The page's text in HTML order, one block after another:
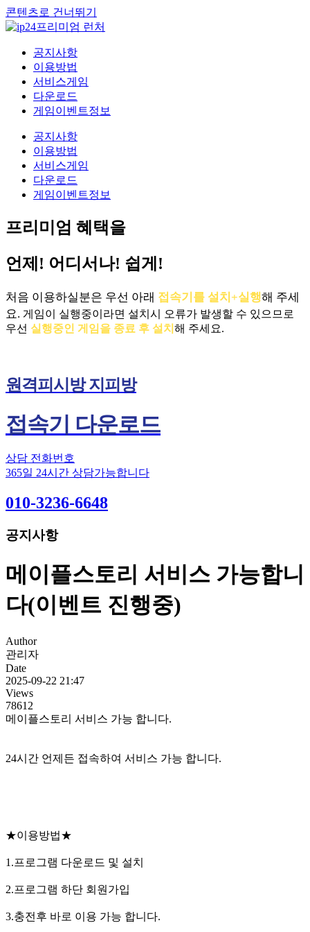
콘텐츠로 건너뛰기
공지사항
이용방법
서비스게임
다운로드
게임이벤트정보
공지사항
이용방법
서비스게임
다운로드
게임이벤트정보
프리미엄 혜택을
언제! 어디서나! 쉽게!
처음 이용하실분은 우선 아래 접속기를 설치+실행해 주세
요. 게임이 실행중이라면 설치시 오류가 발생할 수 있으므로
우선 실행중인 게임을 종료 후 설치 해 주세요.
원격피시방 지피방
접속기 다운로드
상담 전화번호
365일 24시간 상담가능합니다
010-3236-6648
공지사항
메이플스토리 서비스 가능합니
다(이벤트 진행중)
Author
관리자
Date
2025-09-22 21:47
Views
78612
메이플스토리 서비스 가능 합니다.
24시간 언제든 접속하여 서비스 가능 합니다.
★이용방법★
1.프로그램 다운로드 및 설치
2.프로그램 하단 회원가입
3.충전후 바로 이용 가능 합니다.